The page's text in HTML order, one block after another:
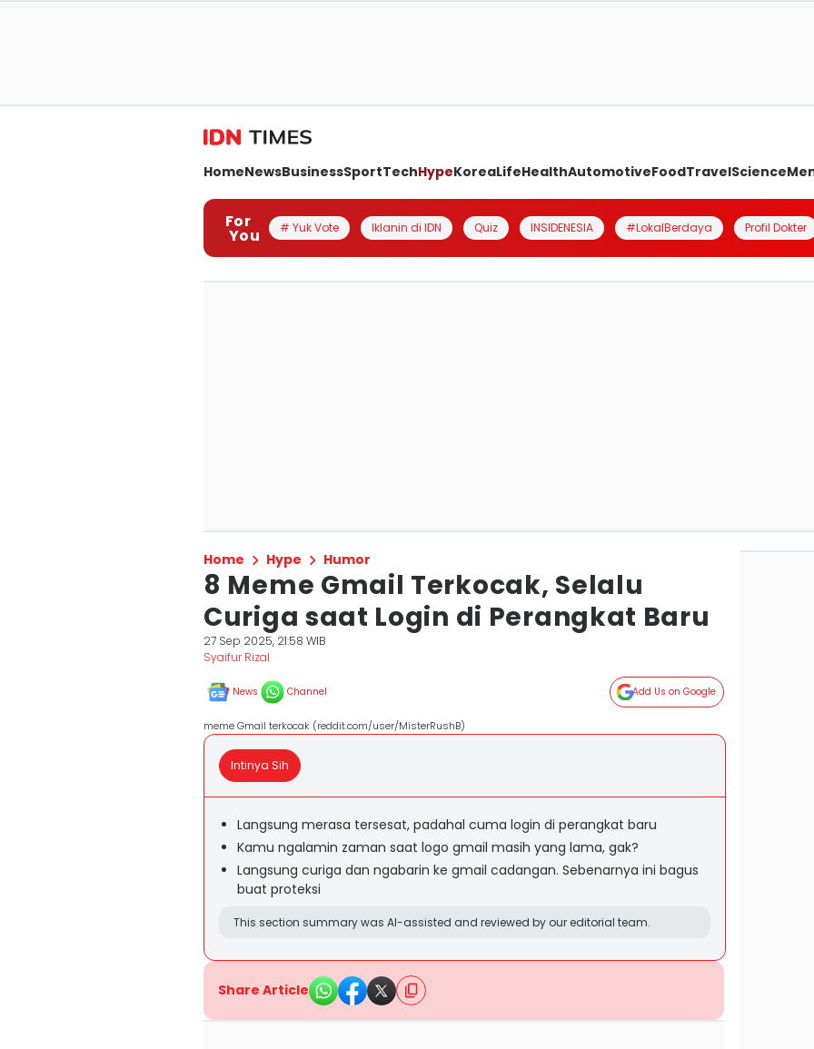
HomeNewsBusinessSportTechHypeKoreaLifeHealthAutomotiveFoodTravelScience
For
You # Yuk Vote Iklanin di IDN Quiz INSIDENESIA #LokalBerdaya Profil Dokter
Home Hype Humor
8 Meme Gmail Terkocak, Selalu
Curiga saat Login di Perangkat Baru
27 Sep 2025, 21:58 WIB
Syaifur Rizal
News Channel Add Us on Google
meme Gmail terkocak (reddit.com/user/MisterRushB)
Intinya Sih
Langsung merasa tersesat, padahal cuma login di perangkat baru
Kamu ngalamin zaman saat logo gmail masih yang lama, gak?
Langsung curiga dan ngabarin ke gmail cadangan. Sebenarnya ini bagus
buat proteksi
This section summary was AI-assisted and reviewed by our editorial team.
Share Article